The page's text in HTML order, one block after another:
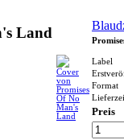
Land
Label
Format
Preis